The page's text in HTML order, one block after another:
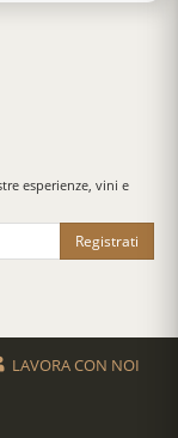
esperienze, vini e
Registrati
LAVORA CON NOI